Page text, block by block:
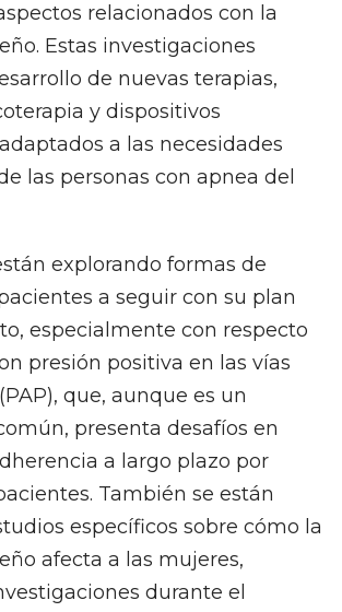
relacionados con la
Estas investigaciones
de nuevas terapias,
y dispositivos
a las necesidades
las personas con apnea del
explorando formas de
a seguir con su plan
especialmente con respecto
presión positiva en las vías
que, aunque es un
presenta desafíos en
a largo plazo por
También se están
específicos sobre cómo la
afecta a las mujeres,
durante el